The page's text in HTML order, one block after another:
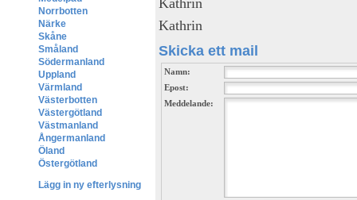
Norrbotten
Närke
Skåne
Småland
Södermanland
Uppland
Värmland
Västerbotten
Västergötland
Västmanland
Ångermanland
Öland
Östergötland
Lägg in ny efterlysning
Kathrin
Skicka ett mail
Namn:
Epost:
Meddelande: